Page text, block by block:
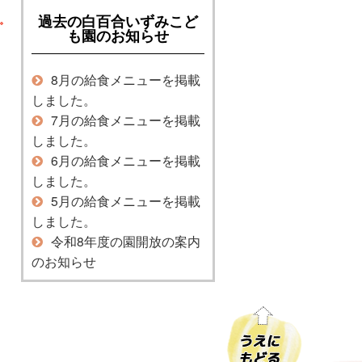
過去の白百合いずみこど
も園のお知らせ
8月の給食メニューを掲載
しました。
7月の給食メニューを掲載
しました。
6月の給食メニューを掲載
しました。
5月の給食メニューを掲載
しました。
令和8年度の園開放の案内
のお知らせ